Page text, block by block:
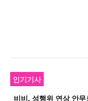
인기기사